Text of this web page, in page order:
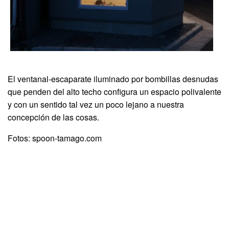
El ventanal-escaparate iluminado por bombillas desnudas
que penden del alto techo configura un espacio polivalente
y con un sentido tal vez un poco lejano a nuestra
concepción de las cosas.
Fotos: spoon-tamago.com